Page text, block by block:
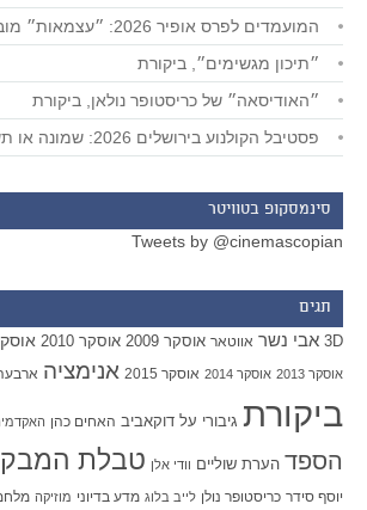
המועמדים לפרס אופיר 2026: ״עצמאות״ מוביל
״תיכון מגשימים״, ביקורת
״האודיסאה״ של כריסטופר נולאן, ביקורת
פסטיבל הקולנוע בירושלים 2026: שמונה או תשע המלצות
סינמסקופ בטוויטר
Tweets by @cinemascopian
תגים
3D אבי נשר אווטאר אוסקר 2009 אוסקר 2010 אוסקר
אוסקר 2013 אוסקר 2014 אוסקר 2015 אנימציה
ביקורת גיבורי על דוקאביב האחים כהן
הספד הערת שוליים וודי אלן טבלת
יוסף סידר כריסטופר נולן לייב בלוג מדע בדיוני מוזיקה